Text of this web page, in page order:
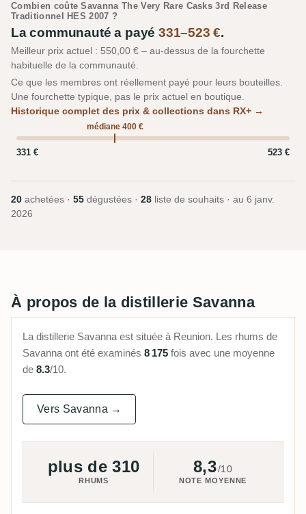
Combien coûte Savanna The Very Rare Casks 3rd Release
Traditionnel HES 2007 ?
La communauté a payé331–523 €.
Meilleur prix actuel : 550,00 € – au-dessus de la fourchette
habituelle de la communauté.
Ce que les membres ont réellement payé pour leurs bouteilles.
Une fourchette typique, pas le prix actuel en boutique.
Historique complet des prix & collections dans RX+ →
médiane 400 €
331 € 523 €
20 achetées · 55 dégustées · 28 liste de souhaits · au 6 janv.
2026
À propos de la distillerie Savanna
La distillerie Savanna est située à Reunion. Les rhums de
Savanna ont été examinés 8 175 fois avec une moyenne
de 8.3/10.
Vers Savanna →
plus de 310
RHUMS
8,3/10
NOTE MOYENNE